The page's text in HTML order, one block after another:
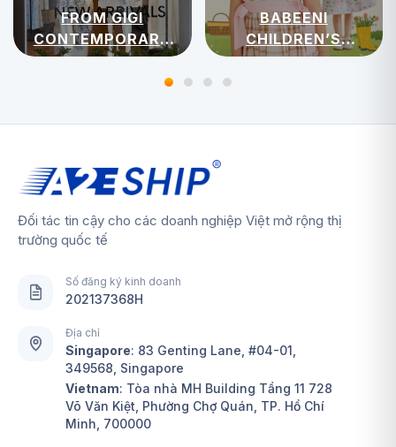
FROM GIGI
CONTEMPORARY
WOMENSWEAR
BABEENI
CHILDREN’S
APPAREL
Đối tác tin cậy cho các doanh nghiệp Việt mở rộng thị
trường quốc tế
Số đăng ký kinh doanh
202137368H
Địa chỉ
Singapore: 83 Genting Lane, #04-01,
349568, Singapore
Vietnam: Tòa nhà MH Building Tầng 11 728
Võ Văn Kiệt, Phường Chợ Quán, TP. Hồ Chí
Minh, 700000